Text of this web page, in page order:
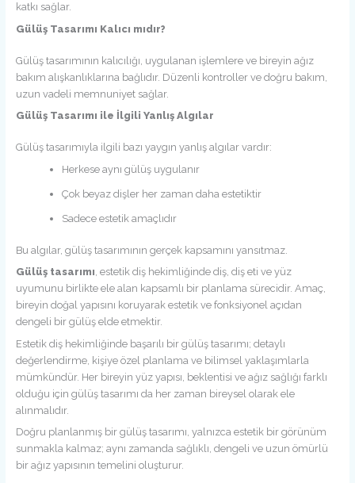
katkı sağlar.
Gülüş Tasarımı Kalıcı mıdır?
Gülüş tasarımının kalıcılığı, uygulanan işlemlere ve bireyin ağız
bakım alışkanlıklarına bağlıdır. Düzenli kontroller ve doğru bakım,
uzun vadeli memnuniyet sağlar.
Gülüş Tasarımı ile İlgili Yanlış Algılar
Gülüş tasarımıyla ilgili bazı yaygın yanlış algılar vardır:
Herkese aynı gülüş uygulanır
Çok beyaz dişler her zaman daha estetiktir
Sadece estetik amaçlıdır
Bu algılar, gülüş tasarımının gerçek kapsamını yansıtmaz.
Gülüş tasarımı, estetik diş hekimliğinde diş, diş eti ve yüz
uyumunu birlikte ele alan kapsamlı bir planlama sürecidir. Amaç,
bireyin doğal yapısını koruyarak estetik ve fonksiyonel açıdan
dengeli bir gülüş elde etmektir.
Estetik diş hekimliğinde başarılı bir gülüş tasarımı; detaylı
değerlendirme, kişiye özel planlama ve bilimsel yaklaşımlarla
mümkündür. Her bireyin yüz yapısı, beklentisi ve ağız sağlığı farklı
olduğu için gülüş tasarımı da her zaman bireysel olarak ele
alınmalıdır.
Doğru planlanmış bir gülüş tasarımı, yalnızca estetik bir görünüm
sunmakla kalmaz; aynı zamanda sağlıklı, dengeli ve uzun ömürlü
bir ağız yapısının temelini oluşturur.